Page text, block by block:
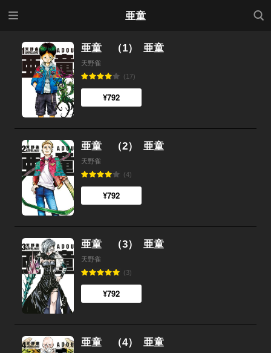
亜童
検索
亜童 （1） 亜童
天野雀
(17)
¥792
亜童 （2） 亜童
天野雀
(4)
¥792
亜童 （3） 亜童
天野雀
(3)
¥792
亜童 （4） 亜童